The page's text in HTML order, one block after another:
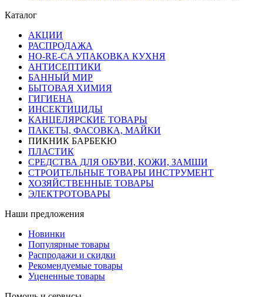
Каталог
АКЦИИ
РАСПРОДАЖА
HO-RE-CA УПАКОВКА КУХНЯ
АНТИСЕПТИКИ
БАННЫЙ МИР
БЫТОВАЯ ХИМИЯ
ГИГИЕНА
ИНСЕКТИЦИДЫ
КАНЦЕЛЯРСКИЕ ТОВАРЫ
ПАКЕТЫ, ФАСОВКА, МАЙКИ
ПИКНИК БАРБЕКЮ
ПЛАСТИК
СРЕДСТВА ДЛЯ ОБУВИ, КОЖИ, ЗАМШИ
СТРОИТЕЛЬНЫЕ ТОВАРЫ ИНСТРУМЕНТ
ХОЗЯЙСТВЕННЫЕ ТОВАРЫ
ЭЛЕКТРОТОВАРЫ
Наши предложения
Новинки
Популярные товары
Распродажи и скидки
Рекомендуемые товары
Уцененные товары